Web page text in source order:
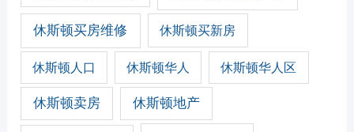
休斯顿买房维修 休斯顿买新房
休斯顿人口 休斯顿华人 休斯顿华人区
休斯顿卖房 休斯顿地产